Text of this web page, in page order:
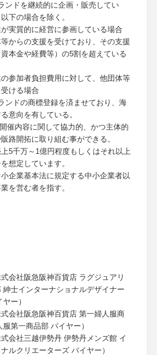
ンドを継続的に企画・販売してい
下の場合を除く。
実質的に経営に参画している場合
からの支援を受けており、その支援
本金や経費等）の5割を超えている
参加者負担費用に対して、他団体等
ける場合
ンドの商標登録を済ませており、海
意向を有している。
催内容に関して協力的、かつ主体的
路開拓に取り組む事ができる。
5千万～1億円程度もしくはそれ以上
想定しています。
企業基本法に規定する中小企業者以
を営む者を指す。
会社阪急阪神百貨店 ラグジュアリ
紳士インターナショナルデザイナー
ー）
会社阪急阪神百貨店 第一婦人服商
第一商品部 バイヤー）
会社三越伊勢丹 伊勢丹メンズ館 イ
ルクリエーターズ バイヤー）